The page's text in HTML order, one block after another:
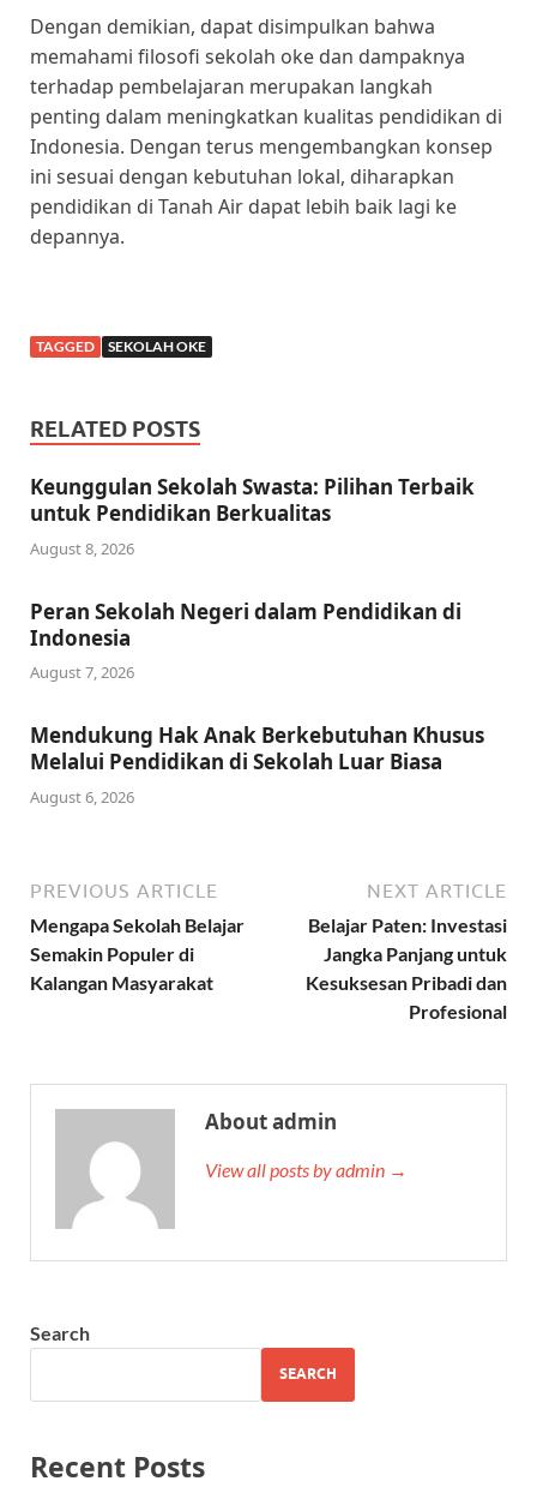
Dengan demikian, dapat disimpulkan bahwa
memahami filosofi sekolah oke dan dampaknya
terhadap pembelajaran merupakan langkah
penting dalam meningkatkan kualitas pendidikan di
Indonesia. Dengan terus mengembangkan konsep
ini sesuai dengan kebutuhan lokal, diharapkan
pendidikan di Tanah Air dapat lebih baik lagi ke
depannya.
TAGGED SEKOLAH OKE
RELATED POSTS
Keunggulan Sekolah Swasta: Pilihan Terbaik
untuk Pendidikan Berkualitas
August 8, 2026
Peran Sekolah Negeri dalam Pendidikan di
Indonesia
August 7, 2026
Mendukung Hak Anak Berkebutuhan Khusus
Melalui Pendidikan di Sekolah Luar Biasa
August 6, 2026
PREVIOUS ARTICLE
Mengapa Sekolah Belajar
Semakin Populer di
Kalangan Masyarakat
NEXT ARTICLE
Belajar Paten: Investasi
Jangka Panjang untuk
Kesuksesan Pribadi dan
Profesional
About admin
View all posts by admin →
Search
SEARCH
Recent Posts